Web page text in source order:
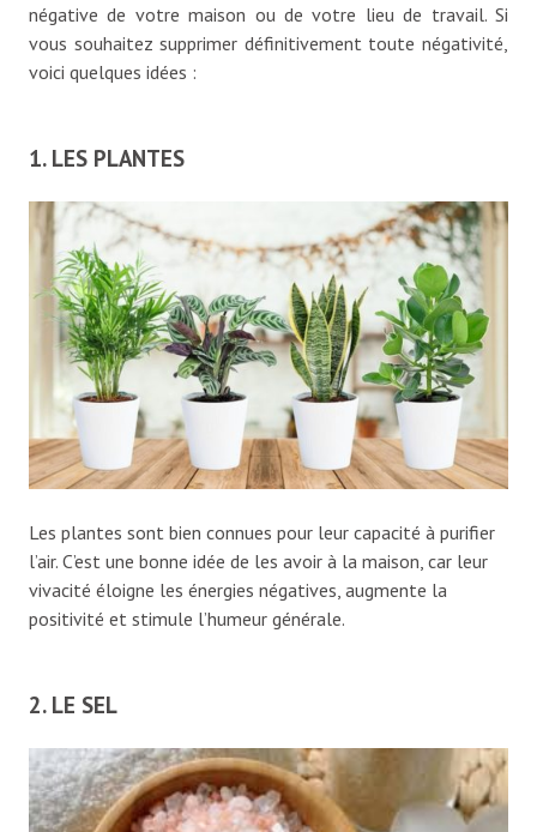
négative de votre maison ou de votre lieu de travail. Si
vous souhaitez supprimer définitivement toute négativité,
voici quelques idées :
1. LES PLANTES
Les plantes sont bien connues pour leur capacité à purifier
l’air. C’est une bonne idée de les avoir à la maison, car leur
vivacité éloigne les énergies négatives, augmente la
positivité et stimule l’humeur générale.
2. LE SEL